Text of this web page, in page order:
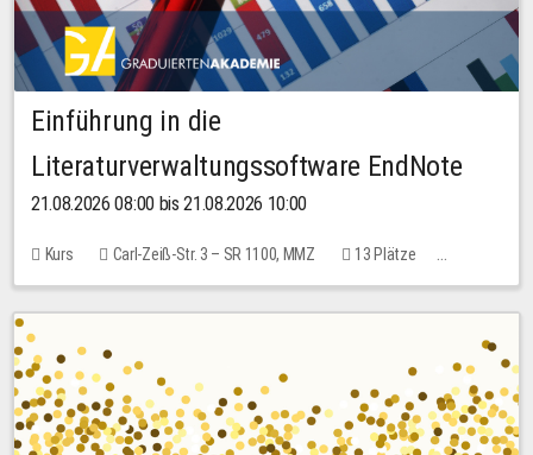
Einführung in die
Literaturverwaltungssoftware EndNote
21.08.2026 08:00 bis 21.08.2026 10:00
Kurs Carl-Zeiß-Str. 3 – SR 1100, MMZ
13 Plätze
10,00 EUR